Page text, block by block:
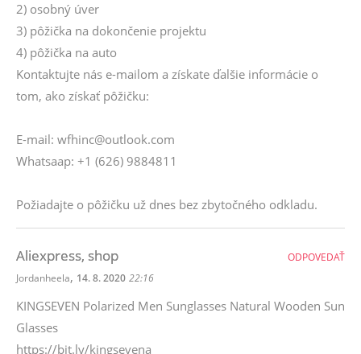
2) osobný úver
3) pôžička na dokončenie projektu
4) pôžička na auto
Kontaktujte nás e-mailom a získate ďalšie informácie o
tom, ako získať pôžičku:
E-mail: wfhinc@outlook.com
Whatsaap: +1 (626) 9884811
Požiadajte o pôžičku už dnes bez zbytočného odkladu.
Aliexpress, shop
Jordanheela, 14. 8. 2020 22:16
KINGSEVEN Polarized Men Sunglasses Natural Wooden Sun
Glasses
https://bit.ly/kingsevena
ODPOVEDAŤ